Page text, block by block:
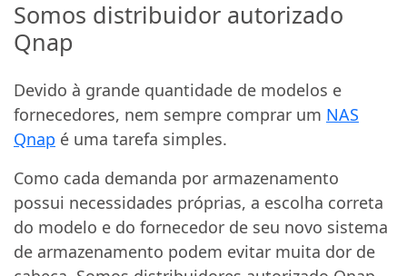
Somos distribuidor autorizado
Qnap
Devido à grande quantidade de modelos e
fornecedores, nem sempre comprar um NAS
Qnap é uma tarefa simples.
Como cada demanda por armazenamento
possui necessidades próprias, a escolha correta
do modelo e do fornecedor de seu novo sistema
de armazenamento podem evitar muita dor de